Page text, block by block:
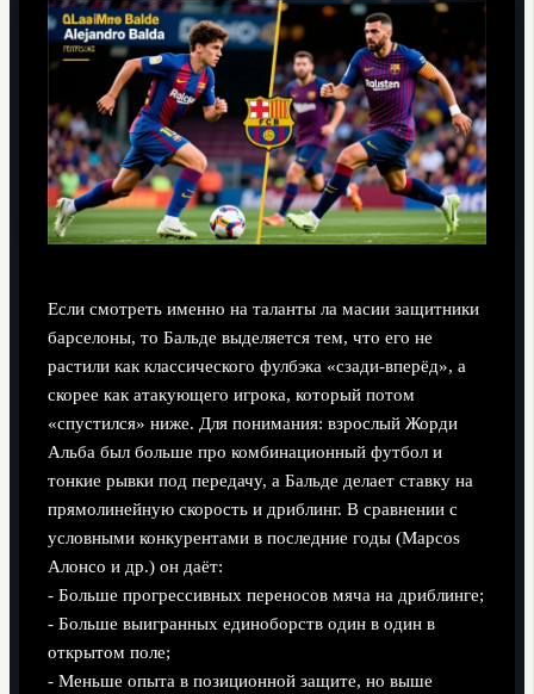
Если смотреть именно на таланты ла масии защитники
барселоны, то Бальде выделяется тем, что его не
растили как классического фулбэка «сзади‑вперёд», а
скорее как атакующего игрока, который потом
«спустился» ниже. Для понимания: взрослый Жорди
Альба был больше про комбинационный футбол и
тонкие рывки под передачу, а Бальде делает ставку на
прямолинейную скорость и дриблинг. В сравнении с
условными конкурентами в последние годы (Марcos
Алонсо и др.) он даёт:
- Больше прогрессивных переносов мяча на дриблинге;
- Больше выигранных единоборств один в один в
открытом поле;
- Меньше опыта в позиционной защите, но выше